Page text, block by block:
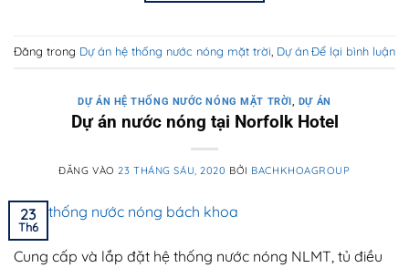
Đăng trong Dự án hệ thống nước nóng mặt trời Dự ánĐể lại bình luận
DỰ ÁN HỆ THỐNG NƯỚC NÓNG MẶT TRỜI, DỰ ÁN
Dự án nước nóng tại Norfolk Hotel
ĐĂNG VÀO23 THÁNG SÁU, 2020 BỞI BACHKHOAGROUP
23
Th6
Cung cấp và lắp đặt hệ thống nước nóng NLMT, tủ điều